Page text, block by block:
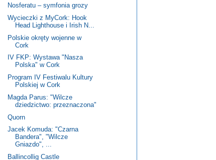
Nosferatu – symfonia grozy
Wycieczki z MyCork: Hook
Head Lighthouse i Irish N...
Polskie okręty wojenne w
Cork
IV FKP: Wystawa "Nasza
Polska" w Cork
Program IV Festiwalu Kultury
Polskiej w Cork
Magda Parus: "Wilcze
dziedzictwo: przeznaczona"
Quorn
Jacek Komuda: "Czarna
Bandera", "Wilcze
Gniazdo", ...
Ballincollig Castle